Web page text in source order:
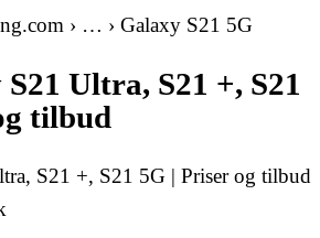
› … › Galaxy S21 5G
Ultra, S21 +, S21
tilbud
S21 +, S21 5G | Priser og tilbud